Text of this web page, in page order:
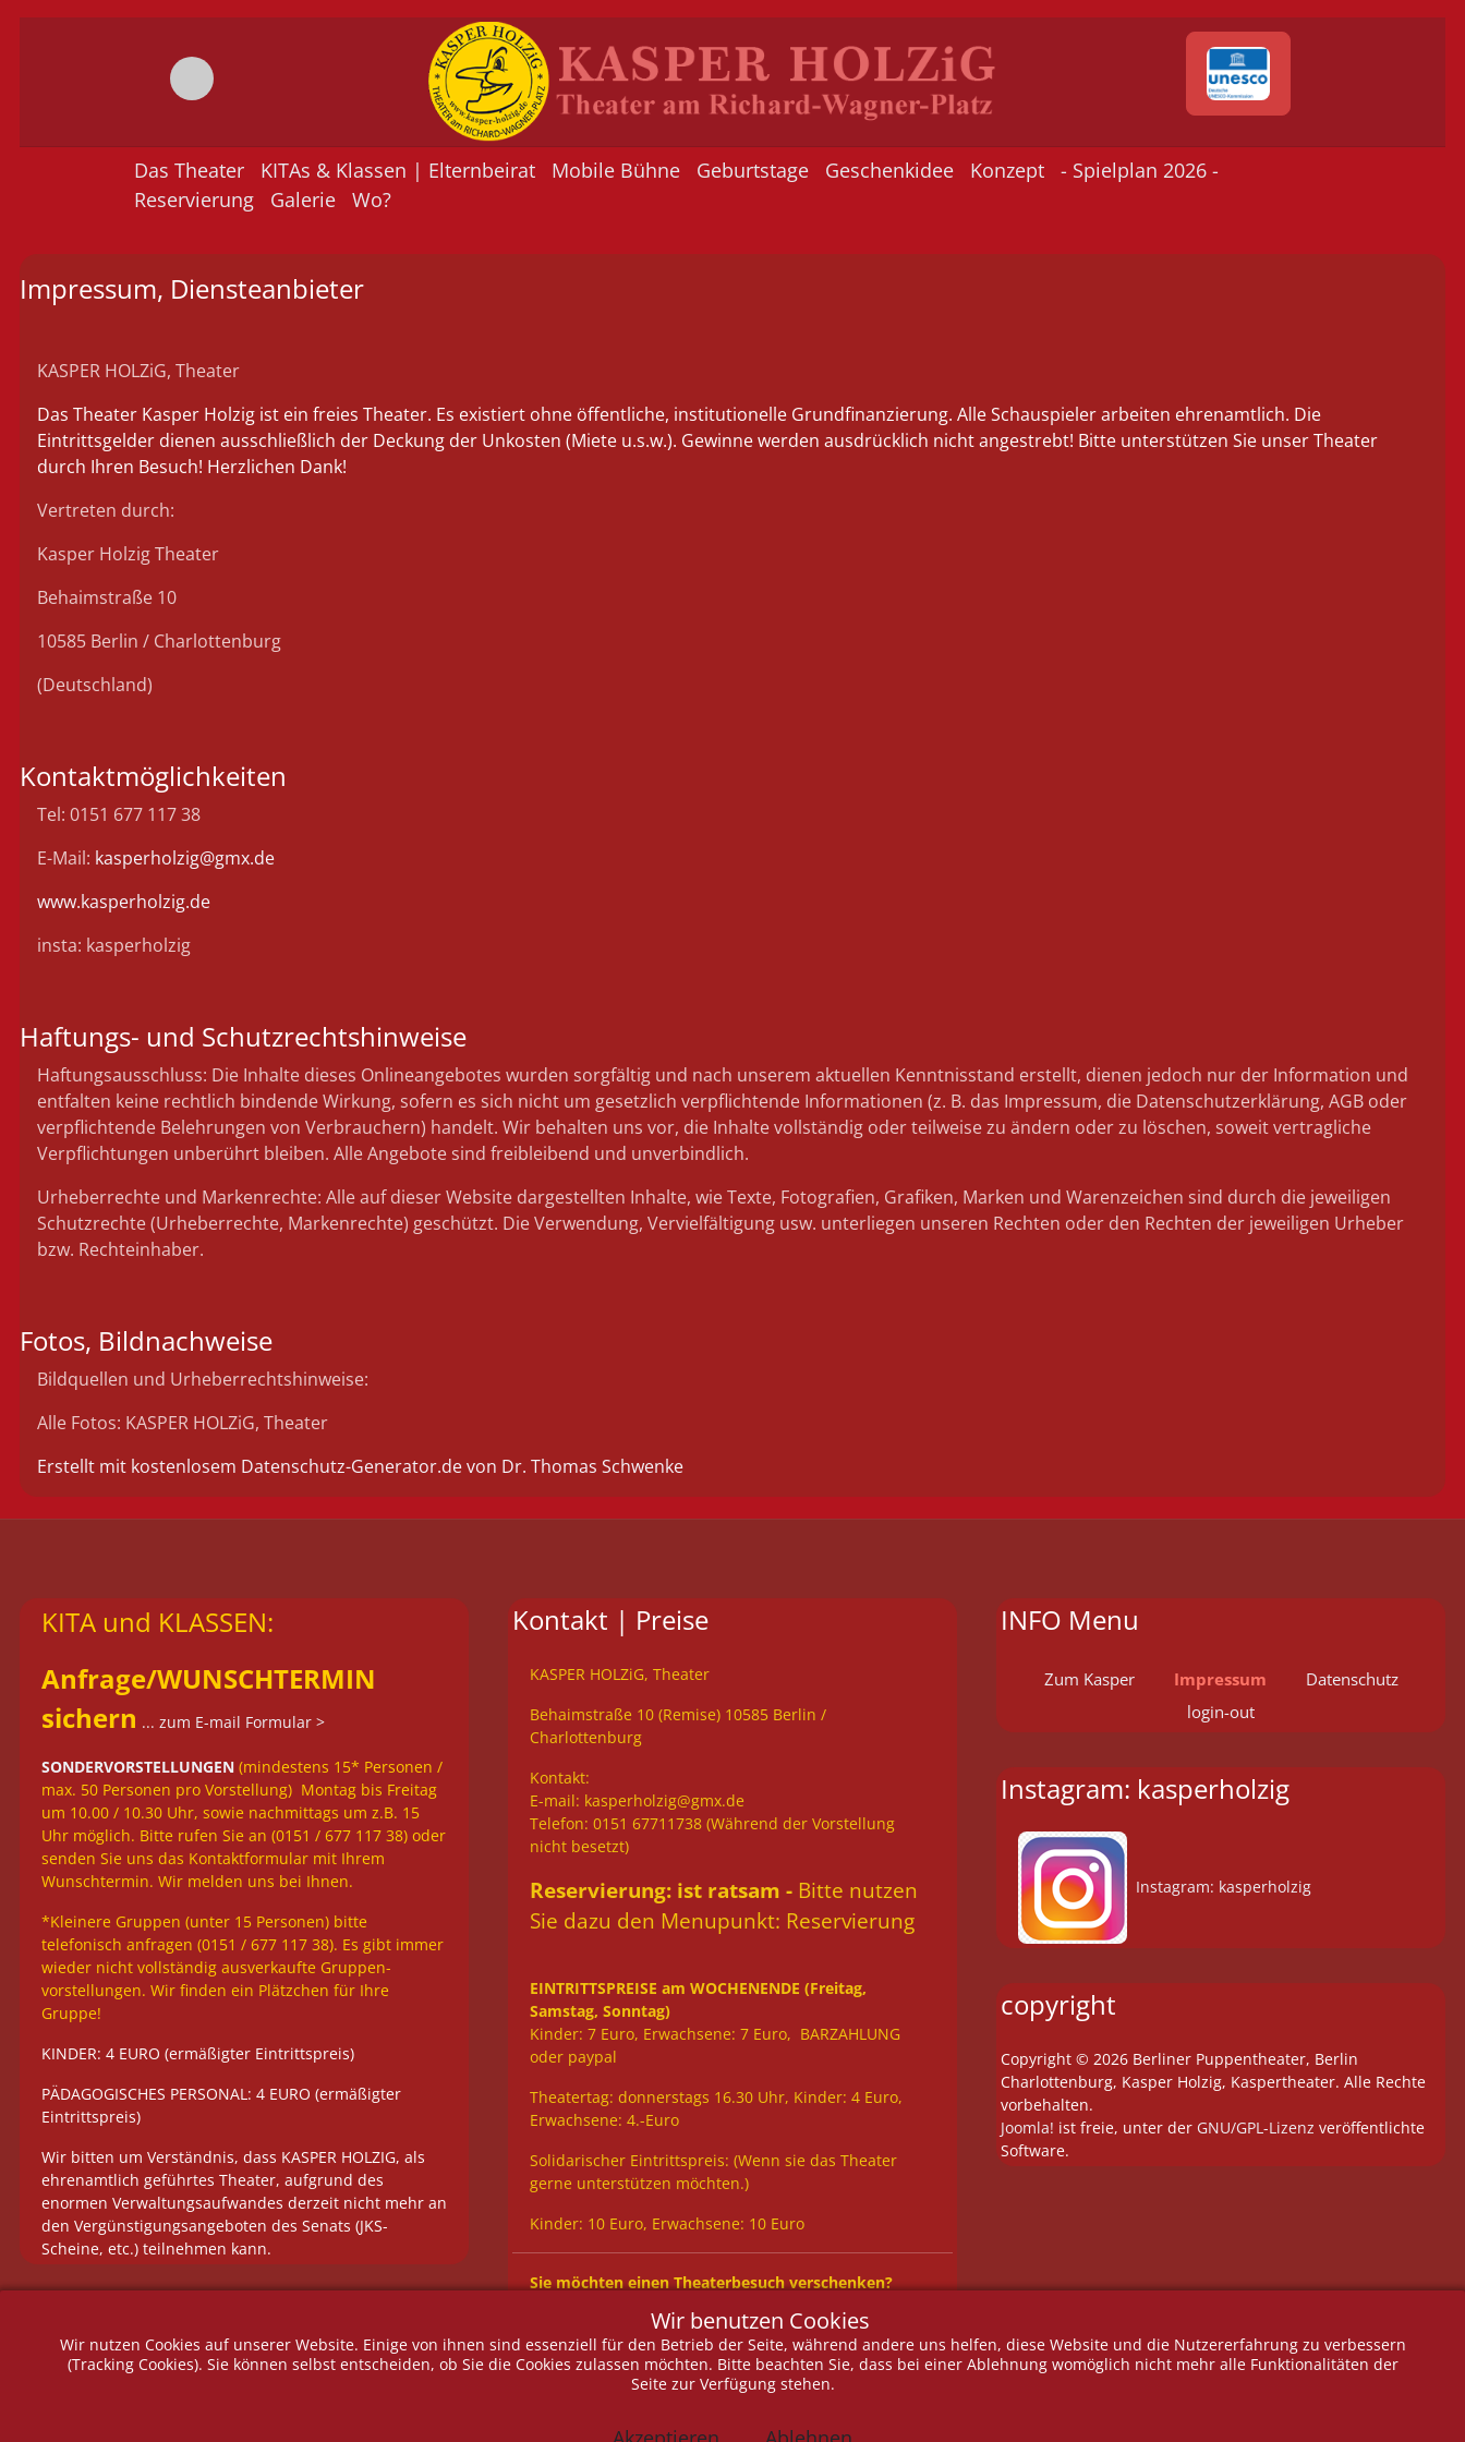
Das Theater KITAs & Klassen | Elternbeirat Mobile Bühne Geburtstage Geschenkidee Konzept
- Spielplan 2026 -
Reservierung
Galerie Wo?
Impressum, Diensteanbieter
KASPER HOLZiG, Theater
Das Theater Kasper Holzig ist ein freies Theater. Es existiert ohne öffentliche, institutionelle Grundfinanzierung. Alle Schauspieler arbeiten ehrenamtlich. Die
Eintrittsgelder dienen ausschließlich der Deckung der Unkosten (Miete u.s.w.). Gewinne werden ausdrücklich nicht angestrebt! Bitte unterstützen Sie unser Theater
durch Ihren Besuch! Herzlichen Dank!
Vertreten durch:
Kasper Holzig Theater
Behaimstraße 10
10585 Berlin / Charlottenburg
(Deutschland)
Kontaktmöglichkeiten
Tel: 0151 677 117 38
E-Mail: kasperholzig@gmx.de
www.kasperholzig.de
insta: kasperholzig
Haftungs- und Schutzrechtshinweise
Haftungsausschluss: Die Inhalte dieses Onlineangebotes wurden sorgfältig und nach unserem aktuellen Kenntnisstand erstellt, dienen jedoch nur der Information und
entfalten keine rechtlich bindende Wirkung, sofern es sich nicht um gesetzlich verpflichtende Informationen (z. B. das Impressum, die Datenschutzerklärung, AGB oder
verpflichtende Belehrungen von Verbrauchern) handelt. Wir behalten uns vor, die Inhalte vollständig oder teilweise zu ändern oder zu löschen, soweit vertragliche
Verpflichtungen unberührt bleiben. Alle Angebote sind freibleibend und unverbindlich.
Urheberrechte und Markenrechte: Alle auf dieser Website dargestellten Inhalte, wie Texte, Fotografien, Grafiken, Marken und Warenzeichen sind durch die jeweiligen
Schutzrechte (Urheberrechte, Markenrechte) geschützt. Die Verwendung, Vervielfältigung usw. unterliegen unseren Rechten oder den Rechten der jeweiligen Urheber
bzw. Rechteinhaber.
Fotos, Bildnachweise
Bildquellen und Urheberrechtshinweise:
Alle Fotos: KASPER HOLZiG, Theater
Erstellt mit kostenlosem Datenschutz-Generator.de von Dr. Thomas Schwenke
KITA und KLASSEN:
Anfrage/WUNSCHTERMIN
sichern ... zum E-mail Formular >
SONDERVORSTELLUNGEN (mindestens 15* Personen /
max. 50 Personen pro Vorstellung) Montag bis Freitag
um 10.00 / 10.30 Uhr, sowie nachmittags um z.B. 15
Uhr möglich. Bitte rufen Sie an (0151 / 677 117 38) oder
senden Sie uns das Kontaktformular mit Ihrem
Wunschtermin. Wir melden uns bei Ihnen.
*Kleinere Gruppen (unter 15 Personen) bitte
telefonisch anfragen (0151 / 677 117 38). Es gibt immer
wieder nicht vollständig ausverkaufte Gruppen-
vorstellungen. Wir finden ein Plätzchen für Ihre
Gruppe!
KINDER: 4 EURO (ermäßigter Eintrittspreis)
PÄDAGOGISCHES PERSONAL: 4 EURO (ermäßigter
Eintrittspreis)
Wir bitten um Verständnis, dass KASPER HOLZIG, als
ehrenamtlich geführtes Theater, aufgrund des
enormen Verwaltungsaufwandes derzeit nicht mehr an
den Vergünstigungsangeboten des Senats (JKS-
Scheine, etc.) teilnehmen kann.
Kontakt | Preise
KASPER HOLZiG, Theater
Behaimstraße 10 (Remise) 10585 Berlin /
Charlottenburg
Kontakt:
E-mail: kasperholzig@gmx.de
Telefon: 0151 67711738 (Während der Vorstellung
nicht besetzt)
Reservierung: ist ratsam - Bitte nutzen
Sie dazu den Menupunkt: Reservierung
EINTRITTSPREISE am WOCHENENDE (Freitag,
Samstag, Sonntag)
Kinder: 7 Euro, Erwachsene: 7 Euro, BARZAHLUNG
oder paypal
Theatertag: donnerstags 16.30 Uhr, Kinder: 4 Euro,
Erwachsene: 4.-Euro
Solidarischer Eintrittspreis: (Wenn sie das Theater
gerne unterstützen möchten.)
Kinder: 10 Euro, Erwachsene: 10 Euro
Sie möchteneinen Theaterbesuch verschenken?
Gutscheine (GeschenkTaler) sind an der Theaterkasse
erhältlich.
INFO Menu
Zum Kasper Impressum
Datenschutz
login-out
Instagram: kasperholzig
Instagram: kasperholzig
copyright
Copyright © 2026 Berliner Puppentheater, Berlin
Charlottenburg, Kasper Holzig, Kaspertheater. Alle Rechte
vorbehalten.
Joomla! ist freie, unter der GNU/GPL-Lizenz veröffentlichte
Software.
Wir benutzen Cookies
Wir nutzen Cookies auf unserer Website. Einige von ihnen sind essenziell für den Betrieb der Seite, während andere uns helfen, diese Website und die Nutzererfahrung zu verbessern
(Tracking Cookies). Sie können selbst entscheiden, ob Sie die Cookies zulassen möchten. Bitte beachten Sie, dass bei einer Ablehnung womöglich nicht mehr alle Funktionalitäten der
Seite zur Verfügung stehen.